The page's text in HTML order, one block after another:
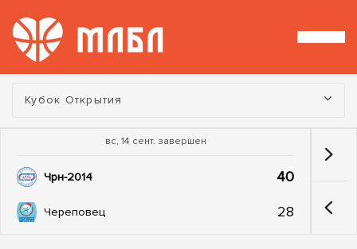
Турнир:
Кубок Открытия
вс, 14 сент. завершен
Чрн-2014 40
Череповец 28